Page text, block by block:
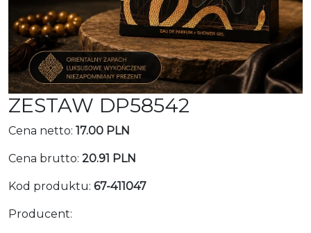
ZESTAW DP58542
Cena netto: 17.00 PLN
Cena brutto: 20.91 PLN
Kod produktu: 67-411047
Producent: